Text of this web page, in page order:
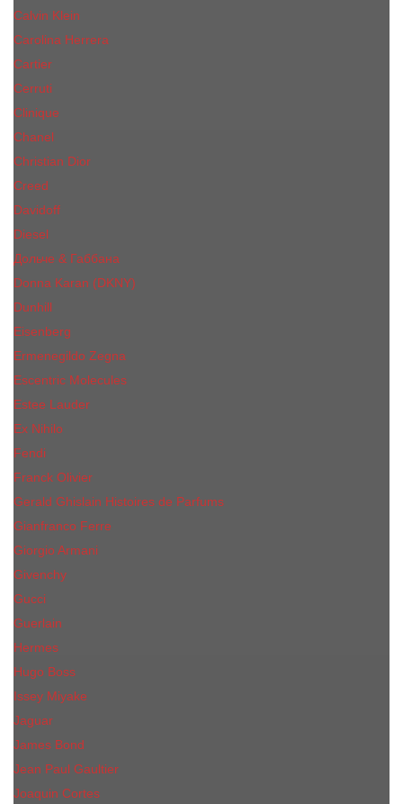
Calvin Klein
Carolina Herrera
Cartier
Cerruti
Сliniquе
Chanel
Christian Dior
Creed
Davidoff
Diesel
Дольче & Габбана
Donna Karan (DKNY)
Dunhill
Eisenberg
Ermenegildo Zegna
Escentric Molecules
Еsteе Lаudеr
Ex Nihilo
Fendi
Franck Olivier
Gerald Ghislain Histoires de Parfums
Gianfranco Ferre
Giorgio Armani
Givenchy
Gucci
Guerlain
Hermes
Hugo Boss
Issey Miyake
Jaguar
James Bond
Jean Paul Gaultier
Joaquin Сortes